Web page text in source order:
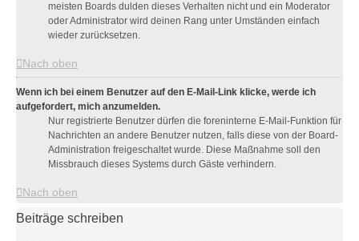
meisten Boards dulden dieses Verhalten nicht und ein Moderator
oder Administrator wird deinen Rang unter Umständen einfach
wieder zurücksetzen.
Nach oben
Wenn ich bei einem Benutzer auf den E-Mail-Link klicke, werde ich
aufgefordert, mich anzumelden.
Nur registrierte Benutzer dürfen die foreninterne E-Mail-Funktion für
Nachrichten an andere Benutzer nutzen, falls diese von der Board-
Administration freigeschaltet wurde. Diese Maßnahme soll den
Missbrauch dieses Systems durch Gäste verhindern.
Nach oben
Beiträge schreiben